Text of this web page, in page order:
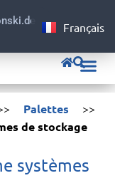
Français
Deutsch
Palettes >>
de stockage
systèmes